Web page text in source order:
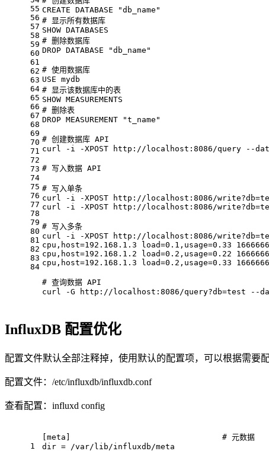
55
56
57
58
59
60
61
62
63
64
65
66
67
68
69
70
71
72
73
74
75
76
77
78
79
80
81
82
83
84
CREATE DATABASE "db_name"
# 显示所有数据库
SHOW DATABASES
# 删除数据库
DROP DATABASE "db_name"
# 使用数据库
USE mydb
# 显示该数据库中的表
SHOW MEASUREMENTS
# 删除表
DROP MEASUREMENT "t_name"
# 创建数据库 API
curl -i -XPOST http://localhost:8086/query --data-
# 写入数据 API
# 写入单条
curl -i -XPOST http://localhost:8086/
curl -i -XPOST http://localhost:8086/
# 写入多条
curl -i -XPOST http://localhost:8086/
cpu,host=192.168.1.3 load=0.1,usage=0.33
cpu,host=192.168.1.2 load=0.2,usage=0.22
cpu,host=192.168.1.3 load=0.2,usage=0.33
# 查询数据 API
curl -G http://localhost:8086/query?db=test --
InfluxDB 配置优化
配置文件默认全部注释掉，使用默认的配置项，可以根据需要
配置文件：/etc/influxdb/influxdb.conf
查看配置：influxd config
1
[meta]                                # 元数据
dir = /var/lib/influxdb/meta